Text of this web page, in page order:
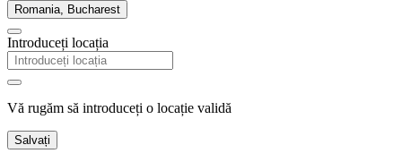
Romania, Bucharest
Introduceți locația
Vă rugăm să introduceți o locație validă
Salvați